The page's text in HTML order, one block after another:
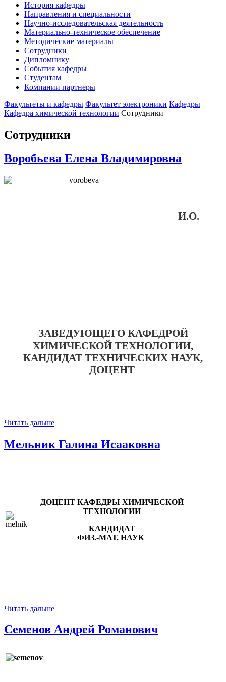
История кафедры
Направления и специальности
Научно-исследовательская деятельность
Материально-техническое обеспечение
Методические материалы
Сотрудники
Дипломнику
События кафедры
Студентам
Компании партнеры
Факультеты и кафедры Факультет электроники Кафедры
Кафедра химической технологии Сотрудники
Сотрудники
Воробьева Елена Владимировна
И.О.
ЗАВЕДУЮЩЕГО КАФЕДРОЙ
ХИМИЧЕСКОЙ ТЕХНОЛОГИИ,
КАНДИДАТ ТЕХНИЧЕСКИХ НАУК,
ДОЦЕНТ
Читать дальше
Мельник Галина Исааковна
ДОЦЕНТ КАФЕДРЫ ХИМИЧЕСКОЙ
ТЕХНОЛОГИИ
КАНДИДАТ
ФИЗ.-МАТ. НАУК
Читать дальше
Семенов Андрей Романович